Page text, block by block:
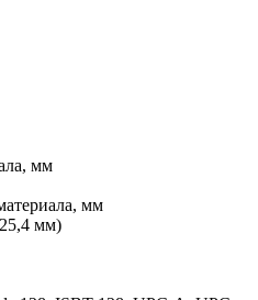
мм
мм
мм)